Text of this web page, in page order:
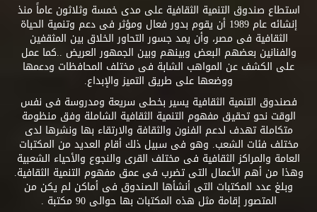
استطاع صندوق التنمية الثقافية على مدى خمسة وثلاثون عاماً منذ
إنشائه عام 1989 أن يقوم بدور فعال ومؤثر فى دعم وتنمية الحياة
الثقافية فى مصر، وأن يمد جسور التحاور الخلاق بين المثقفين
والفنانين بعضهم البعض وبينهم وبين الجمهور العريض ..كما عمل
على الكشف عن المواهب الشابة فى مختلف المحافظات ودعمها
ووضعها على طريق التميز والإبداع.
فصندوق التنمية الثقافية يسير بخطى سريعة ومدروسة فى نفس
الوقت نحو تحقيق مفهوم التنمية الثقافية الشاملة وفق منظومة
متكاملة تهدف لدعم الفنون والثقافة والارتقاء بها ونشرها لدى
مختلف فئات الشعب. وهو فى سبيل ذلك أقام العديد من المكتبات
العامة والمراكز الثقافية فى مختلف القرى والنجوع والأحياء الشعبية
وهذا من أهم الأعمال التى تضرب فى عمق مفهوم التنمية الثقافية.
وبلغ عدد المكتبات التى أنشأها الصندوق فى أماكن لم يكن من
المتصور إقامة مثل هذه المكتبات بها حوالى 90 مكتبة .